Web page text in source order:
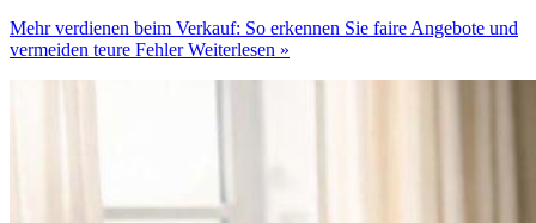
Mehr verdienen beim Verkauf: So erkennen Sie faire Angebote und
vermeiden teure FehlerWeiterlesen »